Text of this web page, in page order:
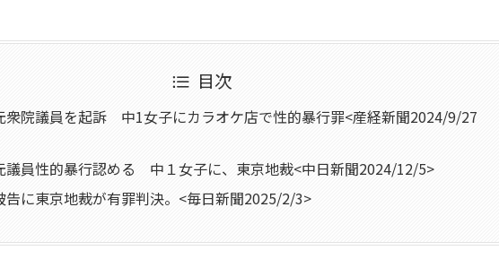
目次
衆院議員を起訴 中1女子にカラオケ店で性的暴行罪<産経新聞2024/9/27
議員性的暴行認める 中１女子に、東京地裁<中日新聞2024/12/5>
告に東京地裁が有罪判決。<毎日新聞2025/2/3>